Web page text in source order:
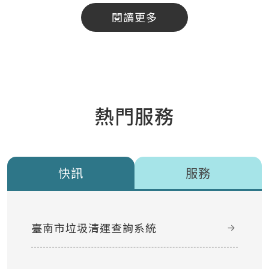
閱讀更多
熱門服務
快訊 服務
臺南市垃圾清運查詢系統